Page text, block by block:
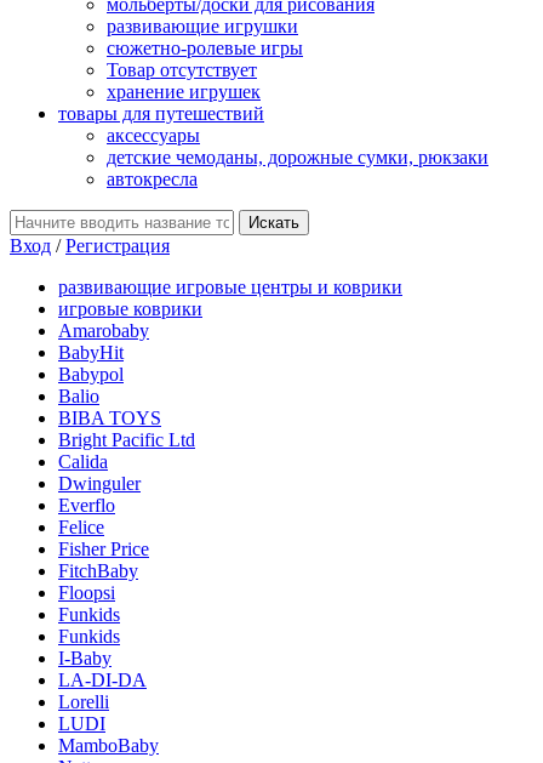
мольберты/доски для рисования
развивающие игрушки
сюжетно-ролевые игры
Товар отсутствует
хранение игрушек
товары для путешествий
аксессуары
детские чемоданы, дорожные сумки, рюкзаки
автокресла
Вход /Регистрация
развивающие игровые центры и коврики
игровые коврики
Amarobaby
BabyHit
Babypol
Balio
BIBA TOYS
Bright Pacific Ltd
Calida
Dwinguler
Everflo
Felice
Fisher Price
FitchBaby
Floopsi
Funkids
Funkids
I-Baby
LA-DI-DA
Lorelli
LUDI
MamboBaby